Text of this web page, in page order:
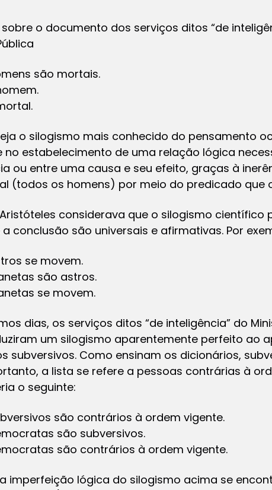
o documento dos serviços ditos “de
são mortais.
o silogismo mais conhecido do pensamento
no estabelecimento de uma relação lógica
ou entre uma causa e seu efeito, graças à
(todos os homens) por meio do predicado
considerava que o silogismo científico
conclusão são universais e afirmativas. Por
se movem.
são astros.
se movem.
dias, os serviços ditos “de inteligência” do
um silogismo aparentemente perfeito ao
subversivos. Como ensinam os dicionários,
a lista se refere a pessoas contrárias à
o seguinte:
são contrários à ordem vigente.
são subversivos.
são contrários à ordem vigente.
imperfeição lógica do silogismo acima se